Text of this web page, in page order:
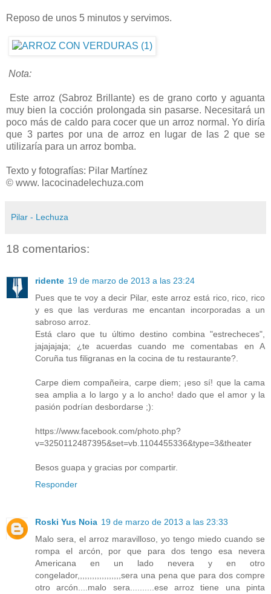
Reposo de unos 5 minutos y servimos.
Nota:
Este arroz (Sabroz Brillante) es de grano corto y aguanta
muy bien la cocción prolongada sin pasarse. Necesitará un
poco más de caldo para cocer que un arroz normal. Yo diría
que 3 partes por una de arroz en lugar de las 2 que se
utilizaría para un arroz bomba.
Texto y fotografías: Pilar Martínez
© www. lacocinadelechuza.com
Pilar - Lechuza
18 comentarios:
ridente 19 de marzo de 2013 a las 23:24
Pues que te voy a decir Pilar, este arroz está rico, rico, rico
y es que las verduras me encantan incorporadas a un
sabroso arroz.
Está claro que tu último destino combina "estrecheces",
jajajajaja; ¿te acuerdas cuando me comentabas en A
Coruña tus filigranas en la cocina de tu restaurante?.
Carpe diem compañeira, carpe diem; ¡eso sí! que la cama
sea amplia a lo largo y a lo ancho! dado que el amor y la
pasión podrían desbordarse ;):
https://www.facebook.com/photo.php?
v=3250112487395&set=vb.1104455336&type=3&theater
Besos guapa y gracias por compartir.
Responder
Roski Yus Noia 19 de marzo de 2013 a las 23:33
Malo sera, el arroz maravilloso, yo tengo miedo cuando se
rompa el arcón, por que para dos tengo esa nevera
Americana en un lado nevera y en otro
congelador,,,,,,,,,,,,,,,,,,sera una pena que para dos compre
otro arcón....malo sera..........ese arroz tiene una pinta